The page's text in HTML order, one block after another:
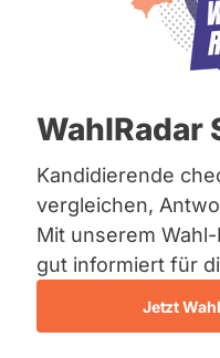
Bremen
Hamburg
Mecklenburg-
Nordrhein-
Saarland
Sachsen
Sachsen-
Sachsen-
Schleswig-
Thüringen
Archiv
WahlRadar
Kandidierende
vergleichen,
Mit unserem
gut informiert für
Jetzt
So
Europawahl